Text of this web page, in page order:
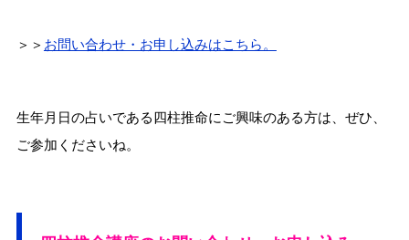
＞＞ お問い合わせ・お申し込みはこちら。
生年月日の占いである四柱推命にご興味のある方は、ぜひ、
ご参加くださいね。